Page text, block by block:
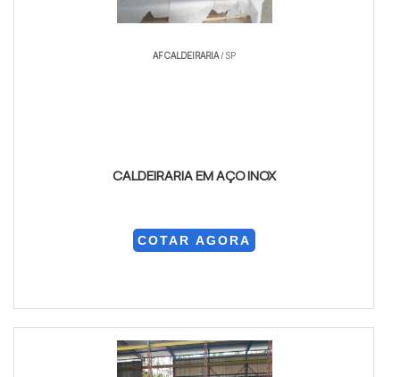
AF CALDEIRARIA/ SP
CALDEIRARIA EM AÇO INOX
COTAR AGORA